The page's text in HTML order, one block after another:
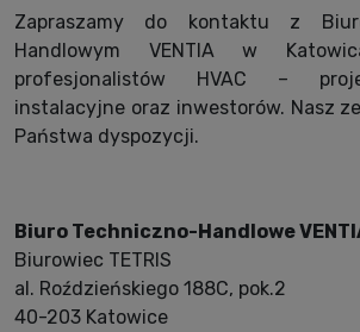
Zapraszamy do kontaktu z
Handlowym VENTIA w
profesjonalistów HVAC –
instalacyjne oraz inwestorów. Nasz
Państwa dyspozycji.
Biuro Techniczno-Handlowe
Biurowiec TETRIS
al. Roździeńskiego 188C, pok.2
40-203 Katowice